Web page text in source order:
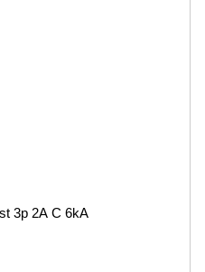
3р 2А С 6kА